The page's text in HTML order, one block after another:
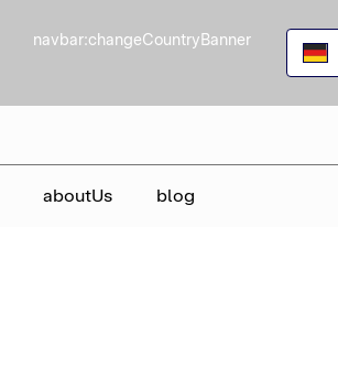
navbar:changeCountryBanner
aboutUs blog